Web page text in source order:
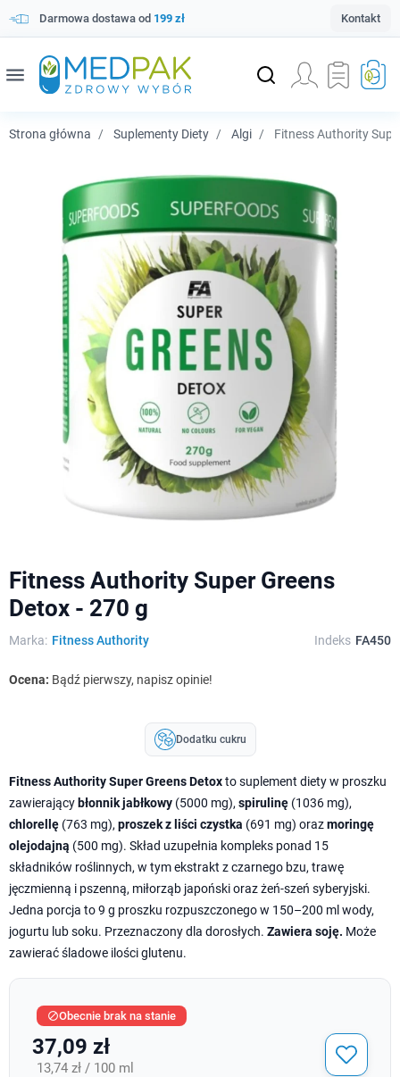
Darmowa dostawa od 199 zł Kontakt
menu
Strona główna Suplementy Diety Algi Fitness Authority
Fitness Authority Super Greens
Detox - 270 g
Marka: Fitness Authority Indeks FA450
Ocena: Bądź pierwszy, napisz opinie!
Dodatku cukru
Fitness Authority Super Greens Detoxto suplement diety w proszku
zawierający błonnik jabłkowy (5000 mg), spirulinę (1036 mg),
chlorellę (763 mg), proszek z liści czystka (691 mg) orazmoringę
olejodajną (500 mg). Skład uzupełnia kompleks ponad 15
składników roślinnych, w tym ekstrakt z czarnego bzu, trawę
jęczmienną i pszenną, miłorząb japoński oraz żeń-szeń syberyjski.
Jedna porcja to 9 g proszku rozpuszczonego w 150–200 ml wody,
jogurtu lub soku. Przeznaczony dla dorosłych. Zawiera soję. Może
zawierać śladowe ilości glutenu.
Obecnie brak na stanie
37,09 zł
13,74 zł / 100 ml